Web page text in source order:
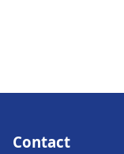
Contact